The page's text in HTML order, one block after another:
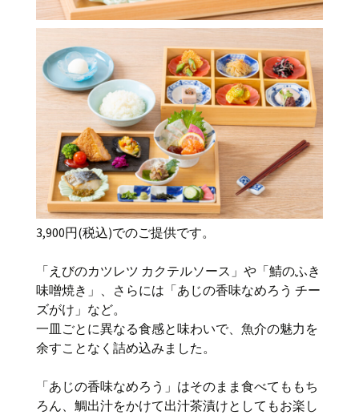
3,900円(税込)でのご提供です。
「えびのカツレツ カクテルソース」や「鯖のふき
味噌焼き」、さらには「あじの香味なめろう チー
ズがけ」など。
一皿ごとに異なる食感と味わいで、魚介の魅力を
余すことなく詰め込みました。
「あじの香味なめろう」はそのまま食べてももち
ろん、鯛出汁をかけて出汁茶漬けとしてもお楽し